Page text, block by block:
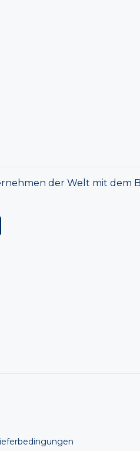
der Welt mit dem